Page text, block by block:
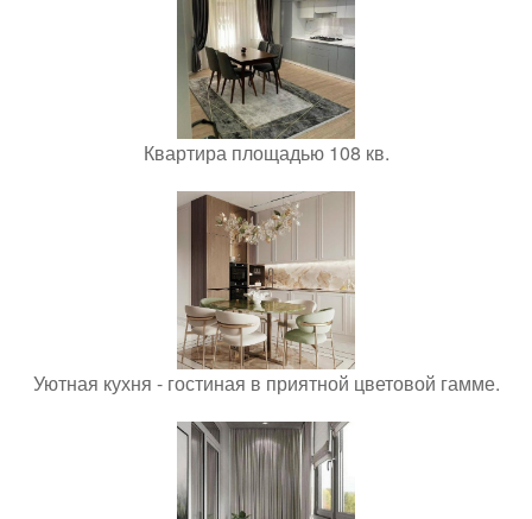
Квартира площадью 108 кв.
Уютная кухня - гостиная в приятной цветовой гамме.